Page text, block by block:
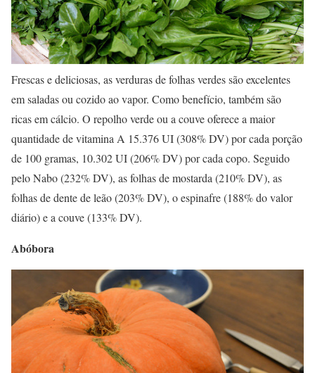
Frescas e deliciosas, as verduras de folhas verdes são excelentes
em saladas ou cozido ao vapor. Como benefício, também são
ricas em cálcio. O repolho verde ou a couve oferece a maior
quantidade de vitamina A 15.376 UI (308% DV) por cada porção
de 100 gramas, 10.302 UI (206% DV) por cada copo. Seguido
pelo Nabo (232% DV), as folhas de mostarda (210% DV), as
folhas de dente de leão (203% DV), o espinafre (188% do valor
diário) e a couve (133% DV).
Abóbora